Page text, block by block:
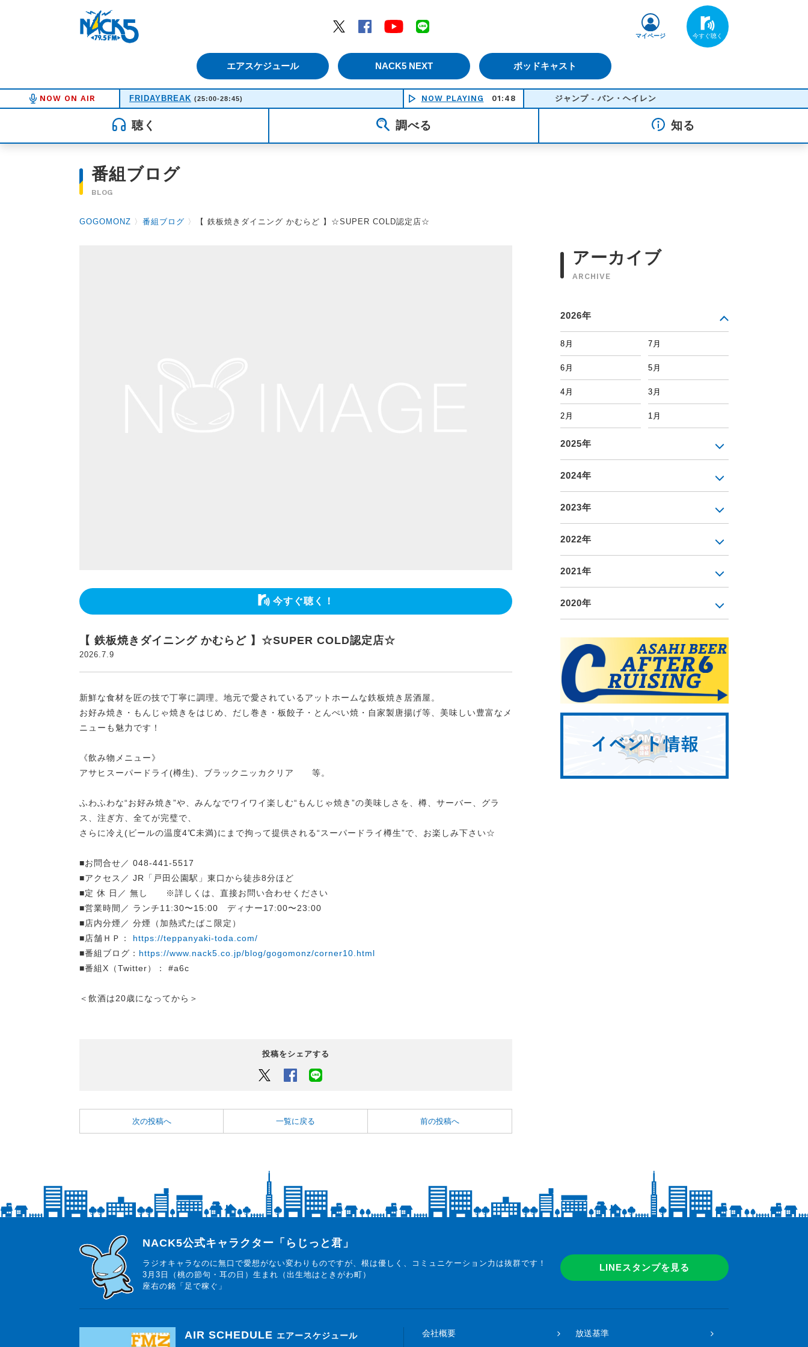
Twitter
Facebook YouTube
エアスケジュール NACK5 NEXT ポッドキャスト
マイページ
NOW ON AIR FRIDAYBREAK (25:00-28:45) NOW PLAYING 01:48 ジャンプ - バン・ヘイレン
聴く 調べる 知る
番組ブログ
BLOG
GOGOMONZ 〉 番組ブログ 〉 【 鉄板焼きダイニング かむらど 】☆SUPER COLD認定店☆
今すぐ聴く！
【 鉄板焼きダイニング かむらど 】☆SUPER COLD認定店☆
2026.7.9
新鮮な食材を匠の技で丁寧に調理。地元で愛されているアットホームな鉄板焼き居酒屋。
お好み焼き・もんじゃ焼きをはじめ、だし巻き・板餃子・とんぺい焼・自家製唐揚げ等、美味しい豊富なメ
ニューも魅力です！
《飲み物メニュー》
アサヒスーパードライ(樽生)、ブラックニッカクリア 等。
ふわふわな“お好み焼き”や、みんなでワイワイ楽しむ“もんじゃ焼き”の美味しさを、樽、サーバー、グラ
ス、注ぎ方、全てが完璧で、
さらに冷え(ビールの温度4℃未満)にまで拘って提供される“スーパードライ樽生”で、お楽しみ下さい☆
■お問合せ／ 048-441-5517
■アクセス／ JR「戸田公園駅」東口から徒歩8分ほど
■定 休 日／ 無し ※詳しくは、直接お問い合わせください
■営業時間／ ランチ11:30〜15:00 ディナー17:00〜23:00
■店内分煙／ 分煙（加熱式たばこ限定）
■店舗ＨＰ：
https://teppanyaki-toda.com/
■番組ブログ： https://www.nack5.co.jp/blog/gogomonz/corner10.html
■番組X（Twitter）： #a6c
＜飲酒は20歳になってから＞
投稿をシェアする
Twitter Facebook
次の投稿へ 一覧に戻る 前の投稿へ
アーカイブ
ARCHIVE
2026年
8月 7月
6月 5月
4月 3月
2月 1月
2025年
2024年
2023年
2022年
2021年
2020年
らじっと君
NACK5公式キャラクター「らじっと君」
ラジオキャラなのに無口で愛想がない変わりものですが、根は優しく、コミュニケーション力は抜群です！
3月3日（桃の節句・耳の日）生まれ（出生地はときがわ町）
座右の銘「足で稼ぐ」
LINEスタンプを見る
AIR SCHEDULE エアースケジュール 会社概要 放送基準